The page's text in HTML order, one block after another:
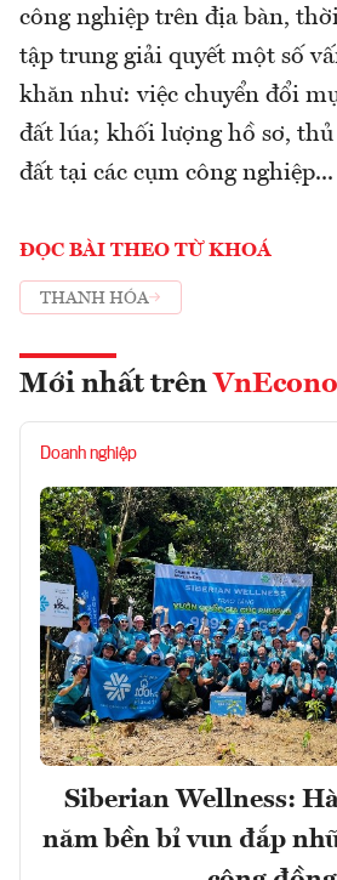
công nghiệp trên địa bàn,
tập trung giải quyết một số
khăn như: việc chuyển đổi
đất lúa; khối lượng hồ sơ,
đất tại các cụm công nghiệp...
ĐỌC BÀI THEO TỪ KHOÁ
THANH HÓA
Mới nhất trên
Doanh nghiệp
Siberian Wellness:
năm bền bỉ vun đắp